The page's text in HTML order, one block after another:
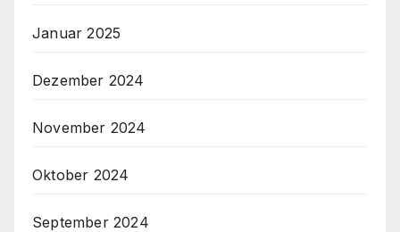
Januar 2025
Dezember 2024
November 2024
Oktober 2024
September 2024